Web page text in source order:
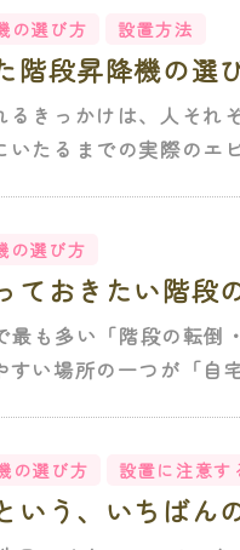
の選び方 設置方法
階段昇降機の選
るきっかけは、人そ
いたるまでの実際のエ
の選び方
ておきたい階段
最も多い「階段の転
すい場所の一つが「自
の選び方 設置に注意す
いう、いちばん